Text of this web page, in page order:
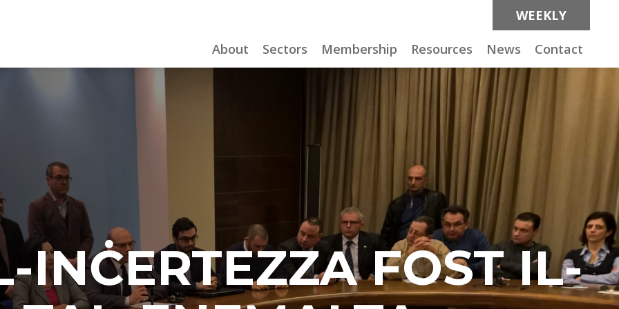
WEEKLY
About Sectors Membership Resources News Contact
INĊERTEZZA FOST IL-